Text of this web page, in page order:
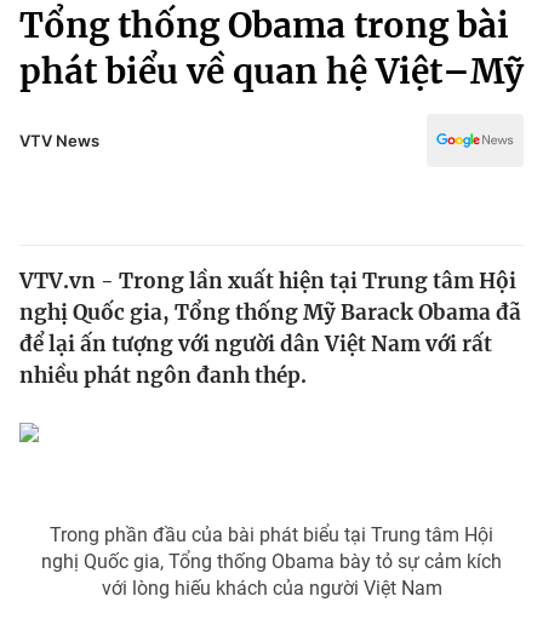
Chính trị
Thế giới
Tin tức
Thế giới đó đây
Kinh tế
Tài chính
Góc doanh nghiệp
Truyền hình
Phim VTV
Thể thao
Truyền hình
Tổng thống Obama trong bài
phát biểu về quan hệ Việt–Mỹ
VTV News
VTV.vn - Trong lần xuất hiện tại Trung tâm Hội
nghị Quốc gia, Tổng thống Mỹ Barack Obama đã
để lại ấn tượng với người dân Việt Nam với rất
nhiều phát ngôn đanh thép.
Trong phần đầu của bài phát biểu tại Trung tâm Hội
nghị Quốc gia, Tổng thống Obama bày tỏ sự cảm kích
với lòng hiếu khách của người Việt Nam